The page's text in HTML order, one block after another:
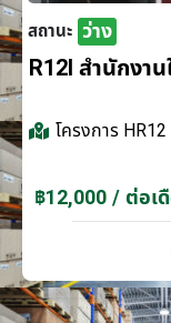
สถานะ ว่าง
R12I สำนักงาน
โครงการ
฿12,000 / ต่อเ